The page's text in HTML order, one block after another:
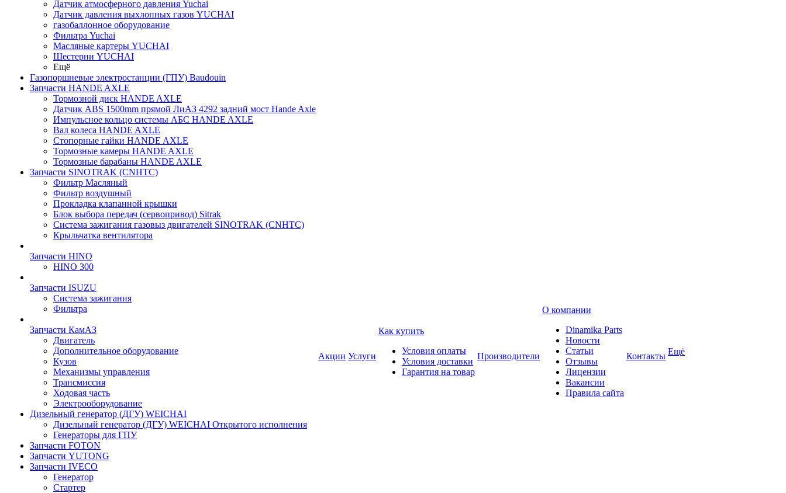
Датчик атмосферного давления Yuchai
Датчик давления выхлопных газов YUCHAI
газобаллонное оборудование
Фильтра Yuchai
Масляные картеры YUCHAI
Шестерни YUCHAI
Ещё
Газопоршневые электростанции (ГПУ) Baudouin
Запчасти HANDE AXLE
Тормозной диск HANDE AXLE
Датчик ABS 1500mm прямой ЛиАЗ 4292 задний мост Hande Axle
Импульсное кольцо системы АБС HANDE AXLE
Вал колеса HANDE AXLE
Стопорные гайки HANDE AXLE
Тормозные камеры HANDE AXLE
Тормозные барабаны HANDE AXLE
Запчасти SINOTRAK (CNHTC)
Фильтр Масляный
Фильтр воздушный
Прокладка клапанной крышки
Блок выбора передач (сервопривод) Sitrak
Система зажигания газовыз двигателей SINOTRAK (CNHTC)
Крыльчатка вентилятора
Запчасти HINO
HINO 300
Запчасти ISUZU
Система зажигания
Фильтра
Запчасти КамАЗ
Двигатель
Дополнительное оборудование
Кузов
Механизмы управления
Трансмиссия
Ходовая часть
Электрооборудование
Дизельный генератор (ДГУ) WEICHAI
Дизельный генератор (ДГУ) WEICHAI Открытого исполнения
Генераторы для ГПУ
Запчасти FOTON
Запчасти YUTONG
Запчасти IVECO
Генератор
Стартер
Акции Услуги
Как купить
Условия оплаты
Условия доставки
Гарантия на товар
Производители
О компании
Dinamika Parts
Новости
Статьи
Отзывы
Лицензии
Вакансии
Правила сайта
Контакты Ещё